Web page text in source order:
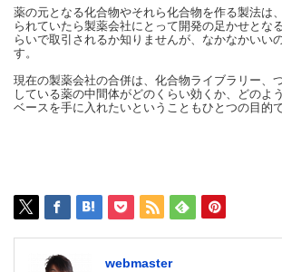
薬の元となる化合物やそれら化合物を作る製法は
られていたら製薬会社にとって開発の足かせとな
らいで取引されるか知りませんが、なかなかいい
す。
現在の製薬会社の合併は、化合物ライブラリー、
している薬の中間体がどのくらい効くか、どのよ
ベースを手に入れたいということもひとつの目的で
webmaster